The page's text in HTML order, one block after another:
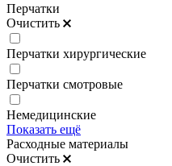
Перчатки
Очистить
Перчатки хирургические
Перчатки смотровые
Немедицинские
Показать ещё
Расходные материалы
Очистить